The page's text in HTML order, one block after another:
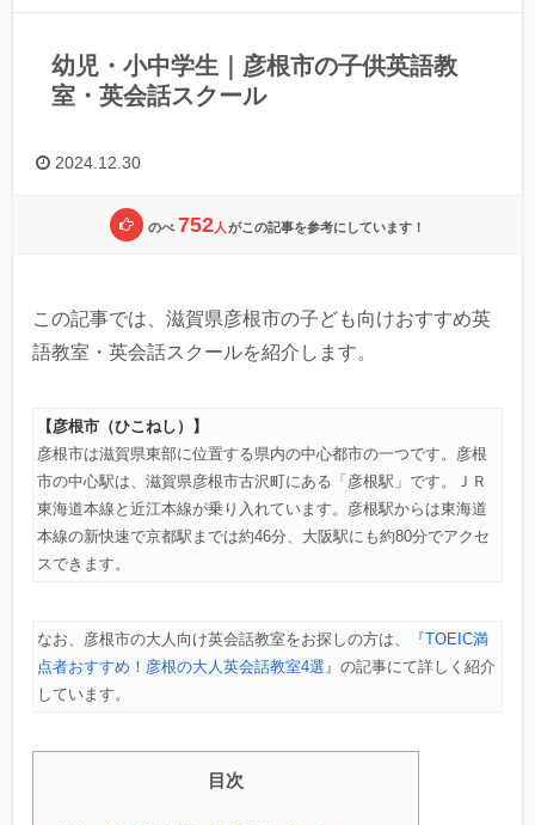
幼児・小中学生｜彦根市の子供英語教
室・英会話スクール
2024.12.30
のべ 752人 がこの記事を参考にしています！
この記事では、滋賀県彦根市の子ども向けおすすめ英
語教室・英会話スクールを紹介します。
【彦根市（ひこねし）】
彦根市は滋賀県東部に位置する県内の中心都市の一つです。彦根
市の中心駅は、滋賀県彦根市古沢町にある「彦根駅」です。ＪＲ
東海道本線と近江本線が乗り入れています。彦根駅からは東海道
本線の新快速で京都駅までは約46分、大阪駅にも約80分でアクセ
スできます。
なお、彦根市の大人向け英会話教室をお探しの方は、
『TOEIC満
点者おすすめ！彦根の大人英会話教室4選』 の記事にて詳しく紹介
しています。
目次